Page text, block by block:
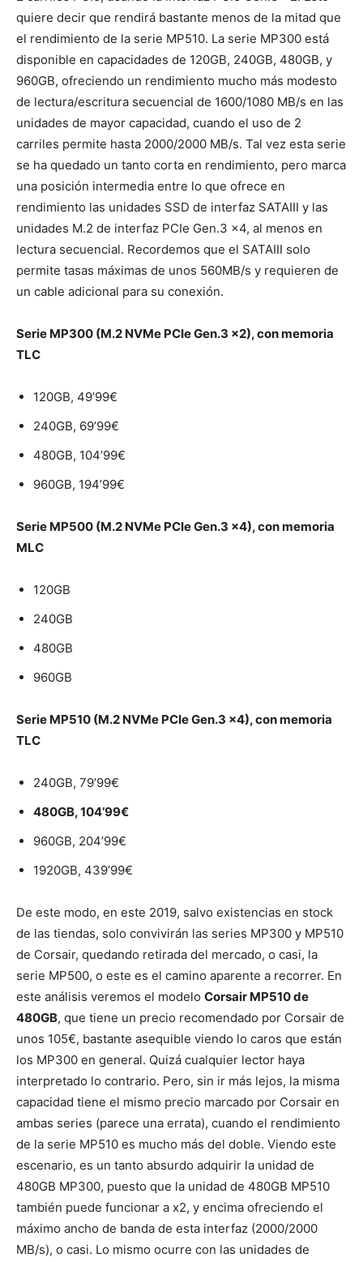
quiere decir que rendirá bastante menos de la mitad que
el rendimiento de la serie MP510. La serie MP300 está
disponible en capacidades de 120GB, 240GB, 480GB, y
960GB, ofreciendo un rendimiento mucho más modesto
de lectura/escritura secuencial de 1600/1080 MB/s en las
unidades de mayor capacidad, cuando el uso de 2
carriles permite hasta 2000/2000 MB/s. Tal vez esta serie
se ha quedado un tanto corta en rendimiento, pero marca
una posición intermedia entre lo que ofrece en
rendimiento las unidades SSD de interfaz SATAIII y las
unidades M.2 de interfaz PCIe Gen.3 x4, al menos en
lectura secuencial. Recordemos que el SATAIII solo
permite tasas máximas de unos 560MB/s y requieren de
un cable adicional para su conexión.
Serie MP300 (M.2 NVMe PCIe Gen.3 x2), con memoria
TLC
120GB, 49’99€
240GB, 69’99€
480GB, 104’99€
960GB, 194’99€
Serie MP500 (M.2 NVMe PCIe Gen.3 x4), con memoria
MLC
120GB
240GB
480GB
960GB
Serie MP510 (M.2 NVMe PCIe Gen.3 x4), con memoria
TLC
240GB, 79’99€
480GB, 104’99€
960GB, 204’99€
1920GB, 439’99€
De este modo, en este 2019, salvo existencias en stock
de las tiendas, solo convivirán las series MP300 y MP510
de Corsair, quedando retirada del mercado, o casi, la
serie MP500, o este es el camino aparente a recorrer. En
este análisis veremos el modelo Corsair MP510 de
480GB, que tiene un precio recomendado por Corsair de
unos 105€, bastante asequible viendo lo caros que están
los MP300 en general. Quizá cualquier lector haya
interpretado lo contrario. Pero, sin ir más lejos, la misma
capacidad tiene el mismo precio marcado por Corsair en
ambas series (parece una errata), cuando el rendimiento
de la serie MP510 es mucho más del doble. Viendo este
escenario, es un tanto absurdo adquirir la unidad de
480GB MP300, puesto que la unidad de 480GB MP510
también puede funcionar a x2, y encima ofreciendo el
máximo ancho de banda de esta interfaz (2000/2000
MB/s), o casi. Lo mismo ocurre con las unidades de